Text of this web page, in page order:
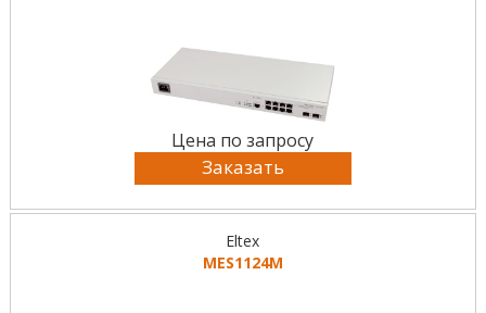
Цена по запросу
Заказать
Eltex
MES1124M